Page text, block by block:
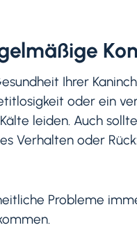
Ihrer
oder ein
leiden. Auch
Verhalten oder
Probleme